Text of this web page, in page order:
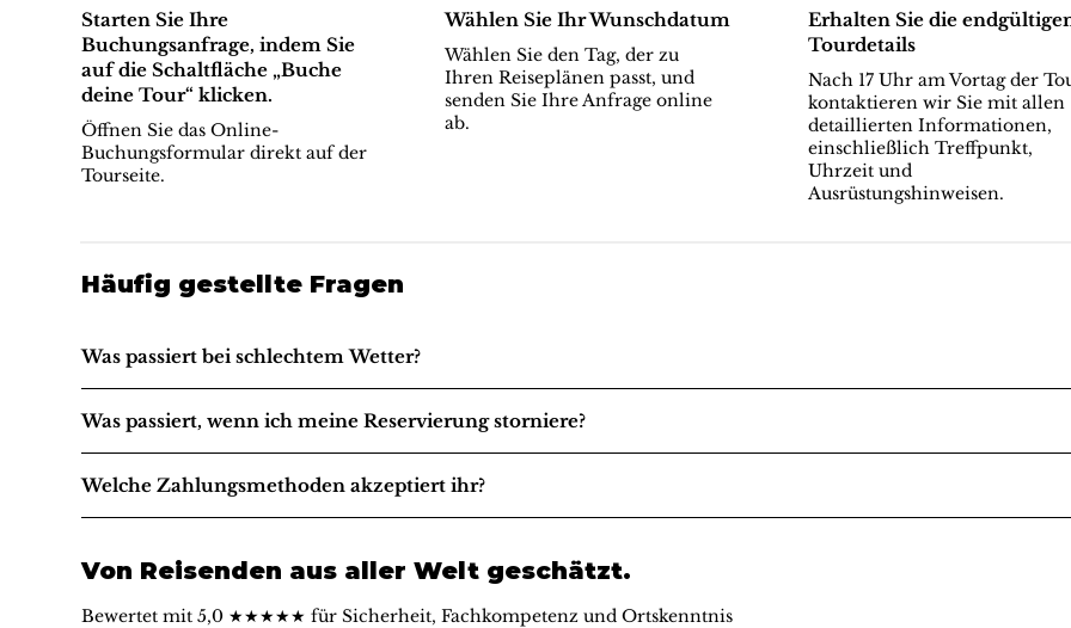
Starten Sie Ihre
Buchungsanfrage, indem Sie
auf die Schaltfläche „Buche
deine Tour“ klicken.
Öffnen Sie das Online-
Buchungsformular direkt auf der
Tourseite.
Wählen Sie Ihr Wunschdatum
Wählen Sie den Tag, der zu
Ihren Reiseplänen passt, und
senden Sie Ihre Anfrage online
ab.
Erhalten Sie die
Tourdetails
Nach 17 Uhr am Vortag der
kontaktieren wir Sie mit allen
detaillierten Informationen,
einschließlich Treffpunkt,
Uhrzeit und
Ausrüstungshinweisen.
Häufig gestellte Fragen
Was passiert bei schlechtem Wetter?
Was passiert, wenn ich meine Reservierung storniere?
Welche Zahlungsmethoden akzeptiert ihr?
Von Reisenden aus aller Welt geschätzt.
Bewertet mit 5,0 ★★★★★ für Sicherheit, Fachkompetenz und Ortskenntnis